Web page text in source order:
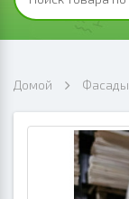
Домой Фасады